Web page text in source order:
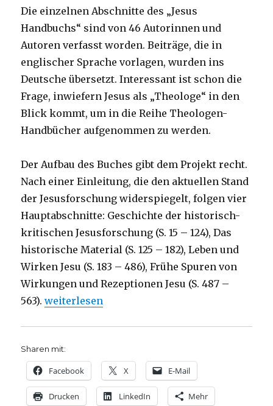
Die einzelnen Abschnitte des „Jesus
Handbuchs“ sind von 46 Autorinnen und
Autoren verfasst worden. Beiträge, die in
englischer Sprache vorlagen, wurden ins
Deutsche übersetzt. Interessant ist schon die
Frage, inwiefern Jesus als „Theologe“ in den
Blick kommt, um in die Reihe Theologen-
Handbücher aufgenommen zu werden.
Der Aufbau des Buches gibt dem Projekt recht.
Nach einer Einleitung, die den aktuellen Stand
der Jesusforschung widerspiegelt, folgen vier
Hauptabschnitte: Geschichte der historisch-
kritischen Jesusforschung (S. 15 – 124), Das
historische Material (S. 125 – 182), Leben und
Wirken Jesu (S. 183 – 486), Frühe Spuren von
Wirkungen und Rezeptionen Jesu (S. 487 –
563).„Jesus, wissenschaftlich gesehen, Rezension
weiterlesen
Sharen mit:
Facebook X E-Mail
Drucken LinkedIn Mehr